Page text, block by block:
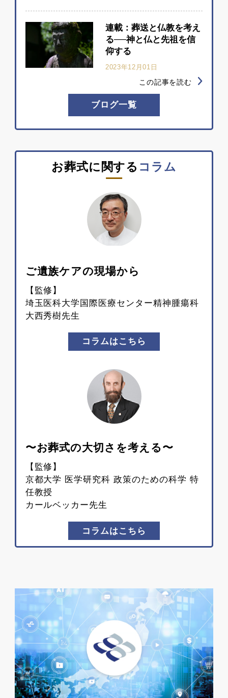
連載：葬送と仏教を考え
る──神と仏と先祖を信
仰する
2023年12月01日
この記事を読む
ブログ一覧
お葬式に関する コラム
ご遺族ケアの現場から
【監修】
埼玉医科大学国際医療センター精神腫瘍科
大西秀樹先生
コラムはこちら
〜お葬式の大切さを考える〜
【監修】
京都大学 医学研究科 政策のための科学 特
任教授
カールベッカー先生
コラムはこちら